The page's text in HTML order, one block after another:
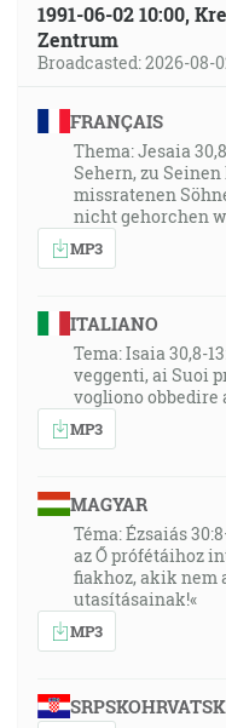
1991-06-02 10:00,
Zentrum
Broadcasted: 2026-08-
FRANÇAIS
Thema: Jesaia
Sehern, zu
missratenen
nicht gehorchen
MP3
ITALIANO
Tema: Isaia 30,8-
veggenti, ai Suoi
vogliono obbedire
MP3
MAGYAR
Téma: Ézsaiás
az Ő prófétáihoz
fiakhoz, akik nem
utasításainak!«
MP3